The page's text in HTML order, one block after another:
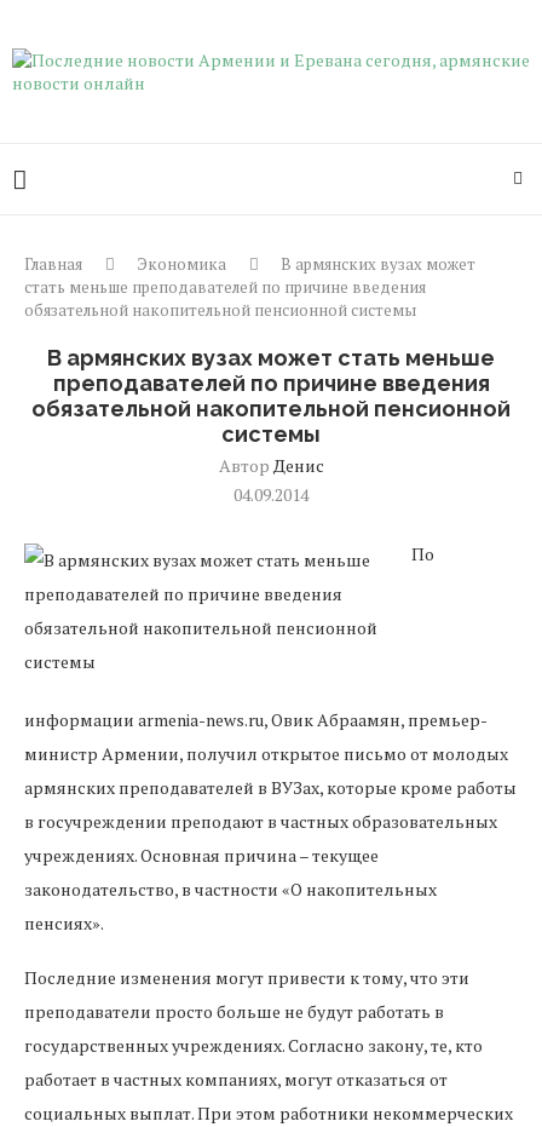
Главная Экономика
В армянских вузах может
стать меньше преподавателей по причине введения
обязательной накопительной пенсионной системы
В армянских вузах может стать меньше
преподавателей по причине введения
обязательной накопительной пенсионной
системы
Автор Денис
04.09.2014
По
информации armenia-news.ru, Овик Абраамян, премьер-
министр Армении, получил открытое письмо от молодых
армянских преподавателей в ВУЗах, которые кроме работы
в госучреждении преподают в частных образовательных
учреждениях. Основная причина – текущее
законодательство, в частности «О накопительных
пенсиях».
Последние изменения могут привести к тому, что эти
преподаватели просто больше не будут работать в
государственных учреждениях. Согласно закону, те, кто
работает в частных компаниях, могут отказаться от
социальных выплат. При этом работники некоммерческих